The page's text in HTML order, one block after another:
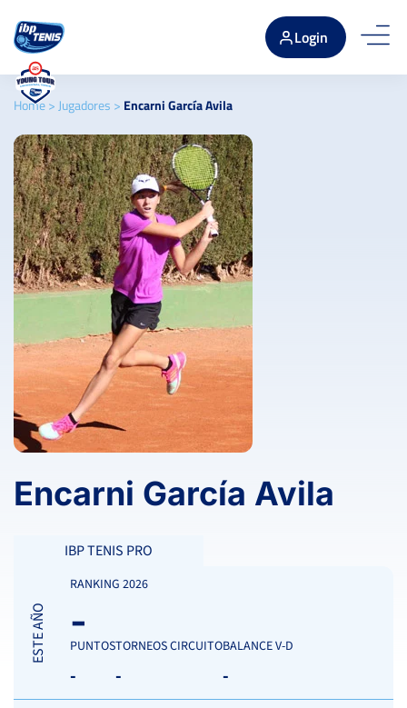
Login
Home> Jugadores > Encarni García Avila
Encarni García Avila
IBP TENIS PRO
ESTE AÑO
RANKING 2026
-
PUNTOS
-
TORNEOS CIRCUITO
-
BALANCE V-D
-